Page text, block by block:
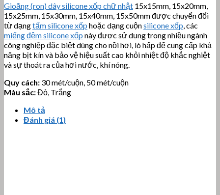
Gioăng (ron) dây silicone xốp chữ nhật 15x15mm, 15x20mm,
15x25mm, 15x30mm, 15x40mm, 15x50mm được chuyển đổi
từ dạngtấm silicone xốp hoặc dạng cuộnsilicone xốp, các
miếng đệm silicone xốp này được sử dụng trong nhiều ngành
công nghiệp đặc biệt dùng cho nồi hơi, lò hấp để cung cấp khả
năng bịt kín và bảo vệ hiệu suất cao khỏi nhiệt độ khắc nghiệt
và sự thoát ra của hơi nước, khí nóng.
Quy cách: 30 mét/cuộn, 50 mét/cuộn
Màu sắc:Đỏ, Trắng
Mô tả
Đánh giá (1)